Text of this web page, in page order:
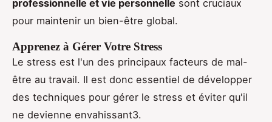
professionnelle et vie personnelle sont cruciaux
pour maintenir un bien-être global.
Apprenez à Gérer Votre Stress
Le stress est l'un des principaux facteurs de mal-
être au travail. Il est donc essentiel de développer
des techniques pour gérer le stress et éviter qu'il
ne devienne envahissant3.